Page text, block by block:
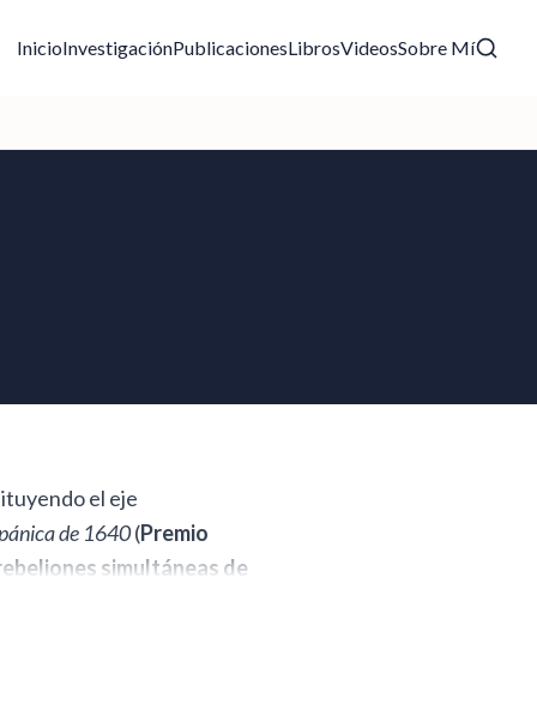
InicioInvestigaciónPublicacionesLibrosVideosSobre Mí
el eje
de 1640(Premio
simultáneas de